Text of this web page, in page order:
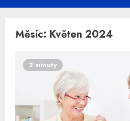
Menu
Měsíc: Květen 2024
2 minuty